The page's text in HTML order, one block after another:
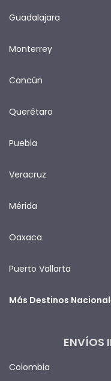
Guadalajara
Monterrey
Cancún
Querétaro
Puebla
Veracruz
Mérida
Oaxaca
Puerto Vallarta
Más Destinos
ENVÍOS
Colombia